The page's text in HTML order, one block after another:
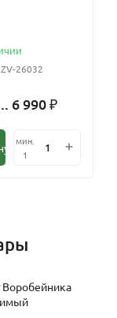
ZV-26032
6 990 ₽
мин.
1
Воробейника